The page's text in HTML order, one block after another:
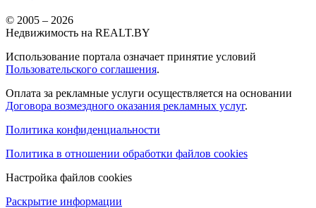
© 2005 – 2026
Недвижимость на REALT.BY
Использование портала означает принятие условий
Пользовательского соглашения.
Оплата за рекламные услуги осуществляется на основании
Договора возмездного оказания рекламных услуг.
Политика конфиденциальности
Политика в отношении обработки файлов cookies
Настройка файлов cookies
Раскрытие информации